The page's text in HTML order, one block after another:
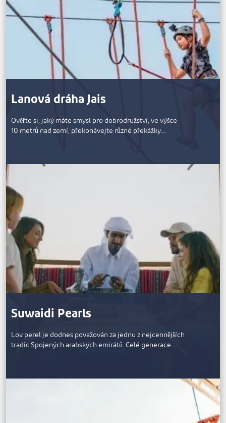
Lanová dráha Jais
Ověřte si, jaký máte smysl pro dobrodružství, ve výšce
10 metrů nad zemí, překonávejte různé překážky…
Suwaidi Pearls
Lov perel je dodnes považován za jednu z nejcennějších
tradic Spojených arabských emirátů. Celé generace…